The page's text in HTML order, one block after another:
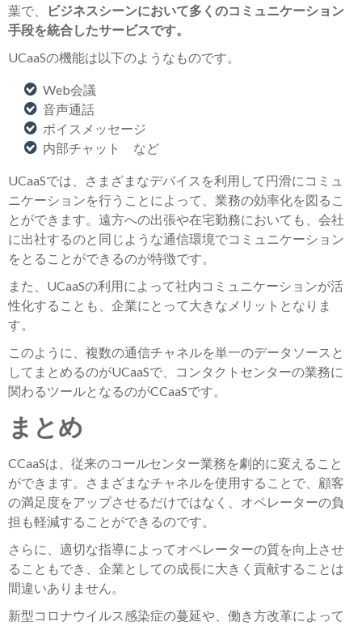
葉で、
ビジネスシーンにおいて多くのコミュニケーション
手段を統合したサービスです。
UCaaSの機能は以下のようなものです。
Web会議
音声通話
ボイスメッセージ
内部チャット など
UCaaSでは、さまざまなデバイスを利用して円滑にコミュ
ニケーションを行うことによって、業務の効率化を図るこ
とができます。遠方への出張や在宅勤務においても、会社
に出社するのと同じような通信環境でコミュニケーション
をとることができるのが特徴です。
また、UCaaSの利用によって社内コミュニケーションが活
性化することも、企業にとって大きなメリットとなりま
す。
このように、複数の通信チャネルを単一のデータソースと
してまとめるのがUCaaSで、コンタクトセンターの業務に
関わるツールとなるのがCCaaSです。
まとめ
CCaaSは、従来のコールセンター業務を劇的に変えること
ができます。さまざまなチャネルを使用することで、顧客
の満足度をアップさせるだけではなく、オペレーターの負
担も軽減することができるのです。
さらに、適切な指導によってオペレーターの質を向上させ
ることもでき、企業としての成長に大きく貢献することは
間違いありません。
新型コロナウイルス感染症の蔓延や、働き方改革によって